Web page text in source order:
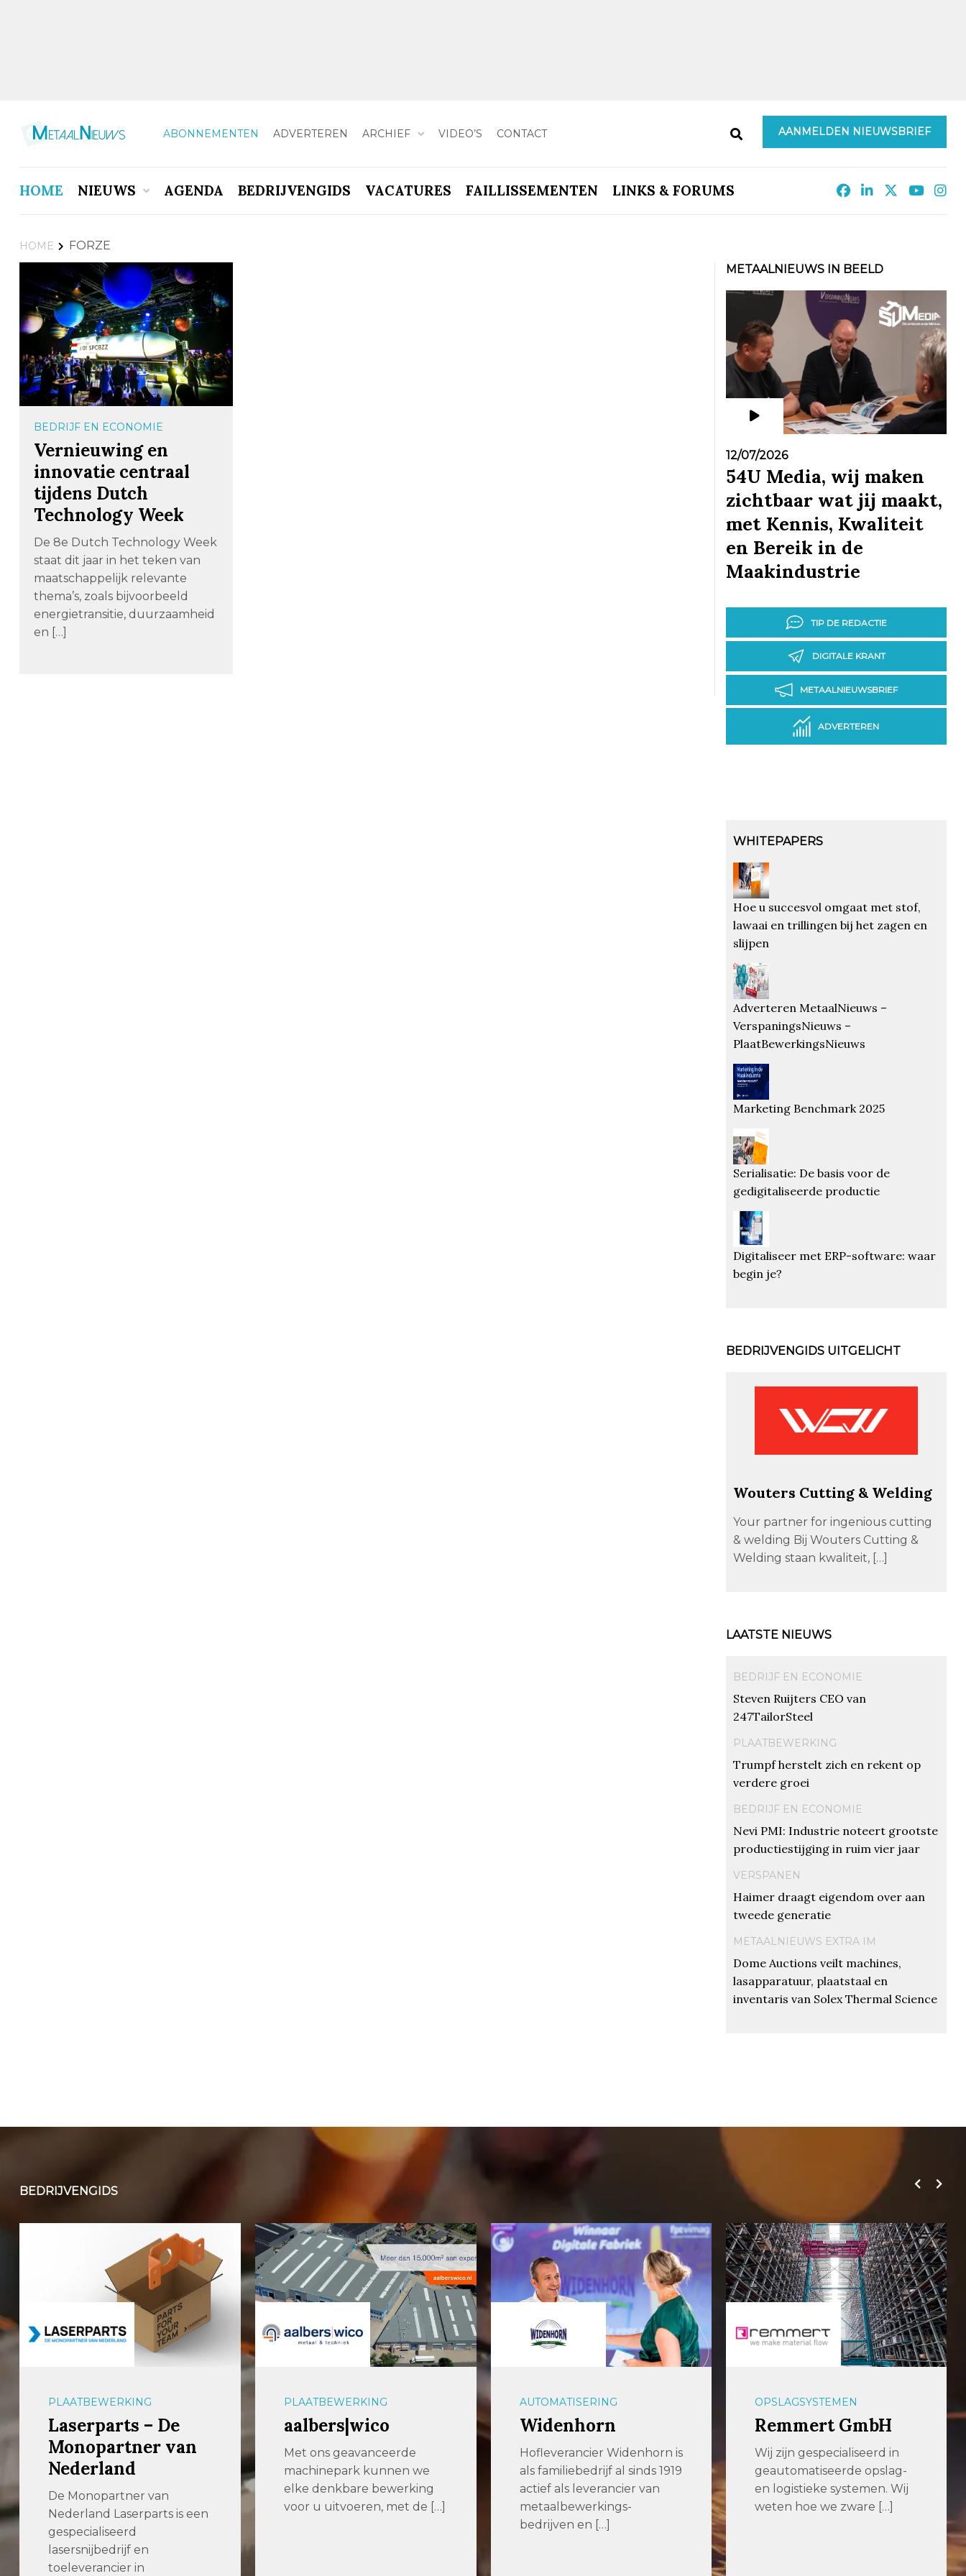
ABONNEMENTEN ADVERTEREN ARCHIEF VIDEO’S CONTACT AANMELDEN NIEUWSBRIEF
HOME NIEUWS AGENDA BEDRIJVENGIDS VACATURES FAILLISSEMENTEN LINKS & FORUMS
HOME FORZE
BEDRIJF EN ECONOMIE
Vernieuwing en
innovatie centraal
tijdens Dutch
Technology Week
De 8e Dutch Technology Week
staat dit jaar in het teken van
maatschappelijk relevante
thema’s, zoals bijvoorbeeld
energietransitie, duurzaamheid
en […]
METAALNIEUWS IN BEELD
12/07/2026
54U Media, wij maken
zichtbaar wat jij maakt,
met Kennis, Kwaliteit
en Bereik in de
Maakindustrie
TIP DE REDACTIE
DIGITALE KRANT
METAALNIEUWSBRIEF
ADVERTEREN
WHITEPAPERS
Hoe u succesvol omgaat met stof,
lawaai en trillingen bij het zagen en
slijpen
Adverteren MetaalNieuws –
VerspaningsNieuws –
PlaatBewerkingsNieuws
Marketing Benchmark 2025
Serialisatie: De basis voor de
gedigitaliseerde productie
Digitaliseer met ERP-software: waar
begin je?
BEDRIJVENGIDS UITGELICHT
Wouters Cutting & Welding
Your partner for ingenious cutting
& welding Bij Wouters Cutting &
Welding staan kwaliteit, […]
LAATSTE NIEUWS
BEDRIJF EN ECONOMIE
Steven Ruijters CEO van
247TailorSteel
PLAATBEWERKING
Trumpf herstelt zich en rekent op
verdere groei
BEDRIJF EN ECONOMIE
Nevi PMI: Industrie noteert grootste
productiestijging in ruim vier jaar
VERSPANEN
Haimer draagt eigendom over aan
tweede generatie
METAALNIEUWS EXTRA IM
Dome Auctions veilt machines,
lasapparatuur, plaatstaal en
inventaris van Solex Thermal Science
BEDRIJVENGIDS
PLAATBEWERKING
Laserparts – De
Monopartner van
Nederland
De Monopartner van
Nederland Laserparts is een
gespecialiseerd
lasersnijbedrijf en
toeleverancier in
PLAATBEWERKING
aalbers|wico
Met ons geavanceerde
machinepark kunnen we
elke denkbare bewerking
voor u uitvoeren, met de […]
AUTOMATISERING
Widenhorn
Hofleverancier Widenhorn is
als familiebedrijf al sinds 1919
actief als leverancier van
metaalbewerkings-
bedrijven en […]
OPSLAGSYSTEMEN
Remmert GmbH
Wij zijn gespecialiseerd in
geautomatiseerde opslag-
en logistieke systemen. Wij
weten hoe we zware […]